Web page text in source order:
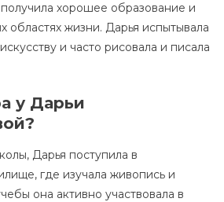
хорошее образование и
областях жизни. Дарья испытывала
и часто рисовала и писала
у Дарьи
Дарья поступила в
где изучала живопись и
она активно участвовала в